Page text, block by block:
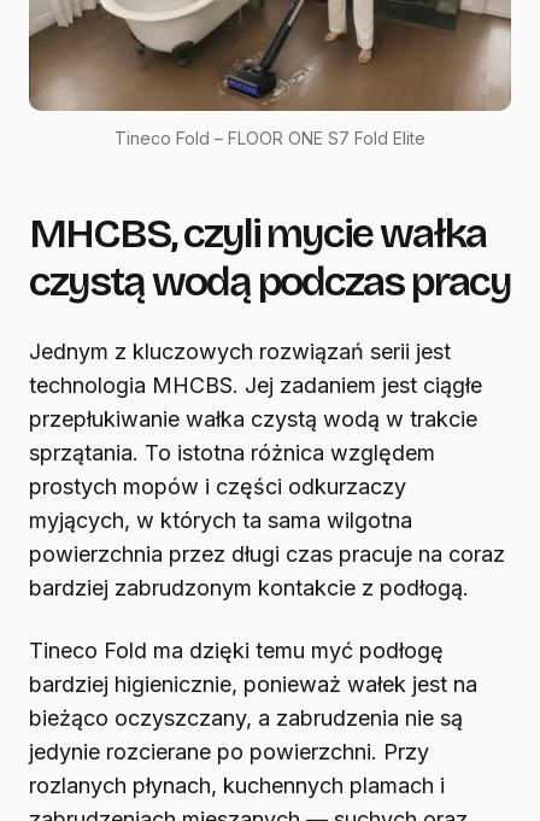
Tineco Fold – FLOOR ONE S7 Fold Elite
MHCBS, czyli mycie wałka
czystą wodą podczas pracy
Jednym z kluczowych rozwiązań serii jest
technologia MHCBS. Jej zadaniem jest ciągłe
przepłukiwanie wałka czystą wodą w trakcie
sprzątania. To istotna różnica względem
prostych mopów i części odkurzaczy
myjących, w których ta sama wilgotna
powierzchnia przez długi czas pracuje na coraz
bardziej zabrudzonym kontakcie z podłogą.
Tineco Fold ma dzięki temu myć podłogę
bardziej higienicznie, ponieważ wałek jest na
bieżąco oczyszczany, a zabrudzenia nie są
jedynie rozcierane po powierzchni. Przy
rozlanych płynach, kuchennych plamach i